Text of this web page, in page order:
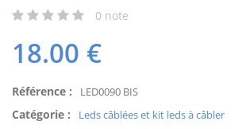
0 note
18.00 €
Référence : LED0090 BIS
Catégorie : Leds câblées et kit leds à câbler